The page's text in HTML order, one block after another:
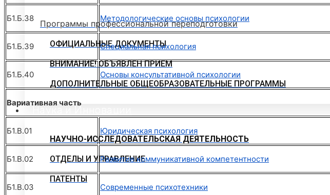
Программы профессиональной переподготовки
ОФИЦИАЛЬНЫЕ ДОКУМЕНТЫ
ВНИМАНИЕ! ОБЪЯВЛЕН ПРИЕМ
ДОПОЛНИТЕЛЬНЫЕ ОБЩЕОБРАЗОВАТЕЛЬНЫЕ ПРОГРАММЫ
Наука и Инновации
НАУЧНО-ИССЛЕДОВАТЕЛЬСКАЯ ДЕЯТЕЛЬНОСТЬ
ОТДЕЛЫ И УПРАВЛЕНИЕ
ПАТЕНТЫ
Б1.Б.38 Методологические основы психологии
Б1.Б.39 Специальная психология
Б1.Б.40 Основы консультативной психологии
Вариативная часть
Б1.В.01 Юридическая психология
Б1.В.02 Развитие коммуникативной компетентности
Б1.В.03 Современные психотехники